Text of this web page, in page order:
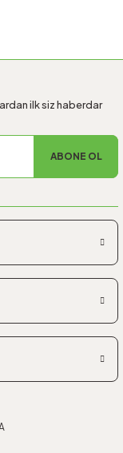
ilk siz haberdar
ABONE OL